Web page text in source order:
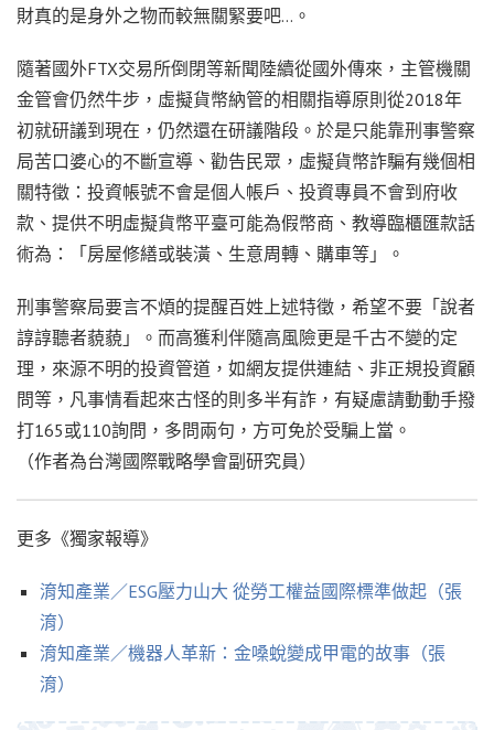
財真的是身外之物而較無關緊要吧…。
隨著國外FTX交易所倒閉等新聞陸續從國外傳來，主管機關
金管會仍然牛步，虛擬貨幣納管的相關指導原則從2018年
初就研議到現在，仍然還在研議階段。於是只能靠刑事警察
局苦口婆心的不斷宣導、勸告民眾，虛擬貨幣詐騙有幾個相
關特徵：投資帳號不會是個人帳戶、投資專員不會到府收
款、提供不明虛擬貨幣平臺可能為假幣商、教導臨櫃匯款話
術為：「房屋修繕或裝潢、生意周轉、購車等」。
刑事警察局要言不煩的提醒百姓上述特徵，希望不要「說者
諄諄聽者藐藐」。而高獲利伴隨高風險更是千古不變的定
理，來源不明的投資管道，如網友提供連結、非正規投資顧
問等，凡事情看起來古怪的則多半有詐，有疑慮請動動手撥
打165或110詢問，多問兩句，方可免於受騙上當。
（作者為台灣國際戰略學會副研究員）
更多《獨家報導》
淯知產業／ESG壓力山大 從勞工權益國際標準做起（張
淯）
淯知產業／機器人革新：金嗓蛻變成甲電的故事（張
淯）